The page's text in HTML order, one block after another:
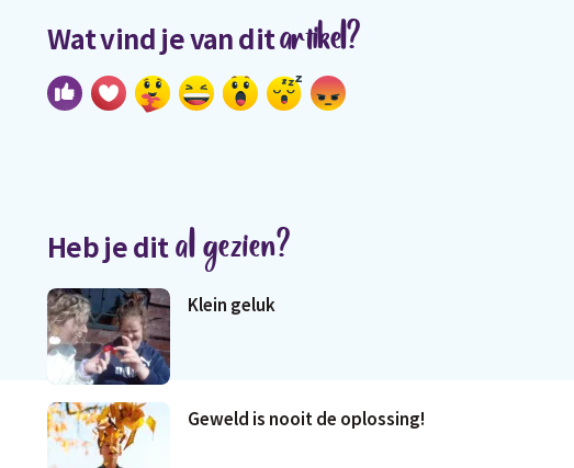
Wat vind je van ditartikel?
Heb je dital gezien?
Klein geluk
Geweld is nooit de oplossing!